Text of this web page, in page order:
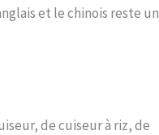
et le chinois reste un
de cuiseur à riz, de